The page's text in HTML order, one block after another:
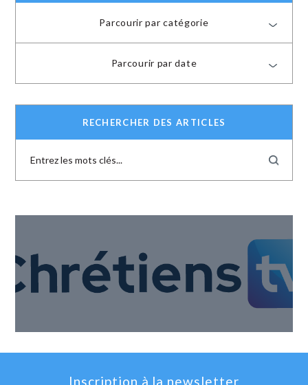
Parcourir par catégorie
Parcourir par date
RECHERCHER DES ARTICLES
Inscription à la newsletter